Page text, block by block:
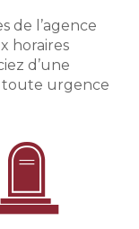
vos
de l’agence
horaires
d’une
urgence